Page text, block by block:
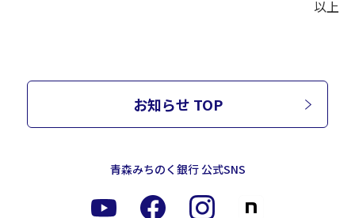
以上
お知らせ TOP
青森みちのく銀行 公式SNS